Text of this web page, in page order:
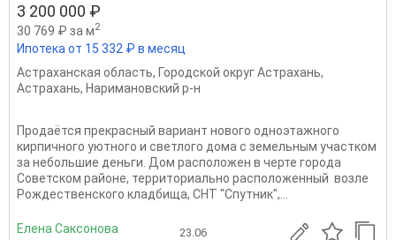
3 200 000 ₽
30 769 ₽ за м2
Ипотека от 15 332 ₽ в месяц
Астраханская область, Городской округ Астрахань,
Астрахань, Наримановский р-н
Продаётся прекрасный вариант нового одноэтажного
кирпичного уютного и светлого дома с земельным участком
за небольшие деньги. Дом расположен в черте города
Советском районе, территориально расположенный возле
Рождественского кладбища, СНТ "Спутник",...
Елена Саксонова 23.06